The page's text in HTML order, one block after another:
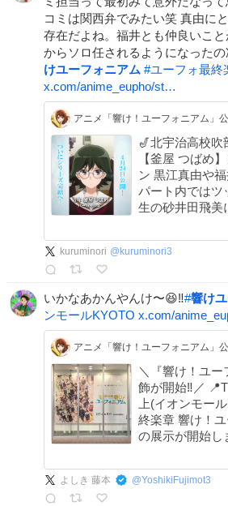
コミは関西弁でみたい笑 真由に
存在だよね。福井とも仲良いこ
からソロ任されるようになったの
けユーフォニアム #ユーフォ最終
x.com/anime_eupho/st…
アニメ「響け！ユーフォニアム」
🎷北宇治高校吹
【釜屋 つばめ
ン 黒江真由や福井さやかと仲良し。
パート内ではツ
生の砂井田飛美
24日公開🎞
kuruminori @ kuruminori3
いかなあかんやんけ〜😆‼️#響け
ンモールKYOTO x.com/
アニメ「響け！ユーフォニアム」
＼『響け！ユー
飾が開始‼／ 📍T・ジョイ京都 大階段
上(イオンモー
終楽章 響け！
の展示が開始しました
ォ最終楽章 後
よしき 藤本 @YoshikiFujimot3